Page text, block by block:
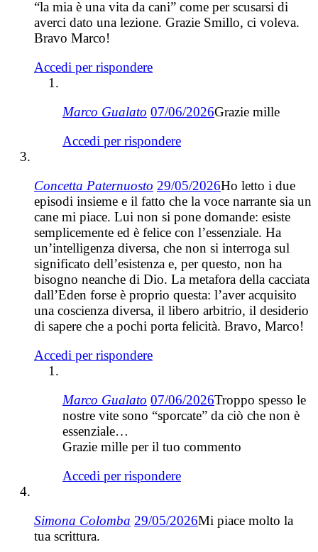
“la mia è una vita da cani” come per scusarsi di
averci dato una lezione. Grazie Smillo, ci voleva.
Bravo Marco!
Accedi per rispondere
Marco Gualato 07/06/2026Grazie mille
Accedi per rispondere
Concetta Paternuosto 29/05/2026Ho letto i due
episodi insieme e il fatto che la voce narrante sia un
cane mi piace. Lui non si pone domande: esiste
semplicemente ed è felice con l’essenziale. Ha
un’intelligenza diversa, che non si interroga sul
significato dell’esistenza e, per questo, non ha
bisogno neanche di Dio. La metafora della cacciata
dall’Eden forse è proprio questa: l’aver acquisito
una coscienza diversa, il libero arbitrio, il desiderio
di sapere che a pochi porta felicità. Bravo, Marco!
Accedi per rispondere
Marco Gualato 07/06/2026Troppo spesso le
nostre vite sono “sporcate” da ciò che non è
essenziale…
Grazie mille per il tuo commento
Accedi per rispondere
Simona Colomba 29/05/2026Mi piace molto la
tua scrittura.